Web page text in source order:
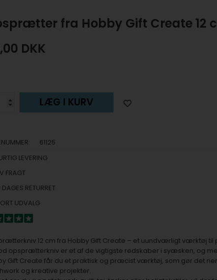
fra Hobby Gift Create 12
DKK
LÆG I KURV
61125
LEVERING
FRAGT
RETURRET
UDVALG
12 cm fra Hobby Gift Create – et uundværligt værktøj til
opsprætterkniv er et af de vigtigste redskaber i syæsken, og
Gift Create får du et praktisk og præcist værktøj, som gør det
og kreative projekter.